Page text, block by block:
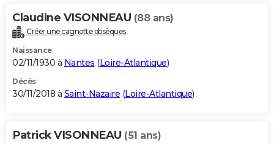
Claudine VISONNEAU (88 ans)
Créer une cagnotte obsèques
Naissance
02/11/1930 à Nantes (Loire-Atlantique)
Décès
30/11/2018 à Saint-Nazaire (Loire-Atlantique)
Patrick VISONNEAU (51 ans)